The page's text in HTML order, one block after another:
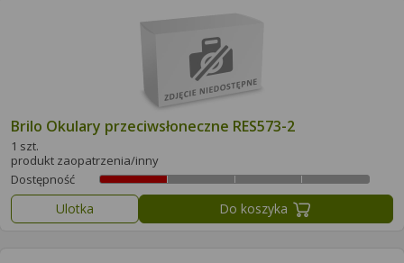
Brilo Okulary przeciwsłoneczne RES573-2
1 szt.
produkt zaopatrzenia/inny
Dostępność
Ulotka Do koszyka